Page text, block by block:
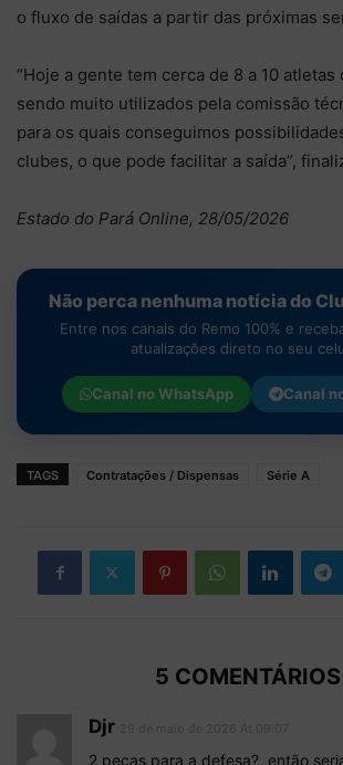
o fluxo de saídas a partir das próximas
“Hoje a gente tem cerca de 8 a 10 atletas
sendo muito utilizados pela comissão
para os quais conseguimos
clubes, o que pode facilitar a saída”,
Estado do Pará Online, 28/05/2026
Não perca nenhuma notícia do
Entre nos canais do Remo 100% e
atualizações direto no seu
Canal noWhatsApp Canal
TAGS Contratações / Dispensas Série A
5 COMENTÁRIOS
Djr
2 peças para a defesa?, então